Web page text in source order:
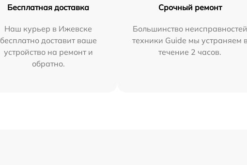
Бесплатная доставка
Наш курьер в Ижевске
бесплатно доставит ваше
устройство на ремонт и
обратно.
Срочный ремонт
Большинство неисправностей
техники Guide мы устраняем в
течение 2 часов.